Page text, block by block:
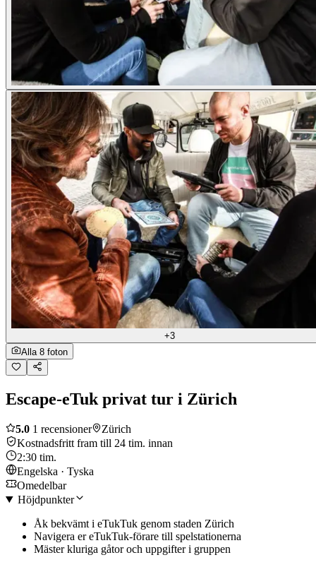
+3
Alla 8 foton
Escape-eTuk privat tur i Zürich
5.0 1 recensioner
Zürich
Kostnadsfritt fram till 24 tim. innan
2:30 tim.
Engelska · Tyska
Omedelbar
Höjdpunkter
Åk bekvämt i eTukTuk genom staden Zürich
Navigera er eTukTuk-förare till spelstationerna
Mäster kluriga gåtor och uppgifter i gruppen